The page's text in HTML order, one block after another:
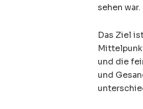
sehen war.
Das Ziel
und die
und